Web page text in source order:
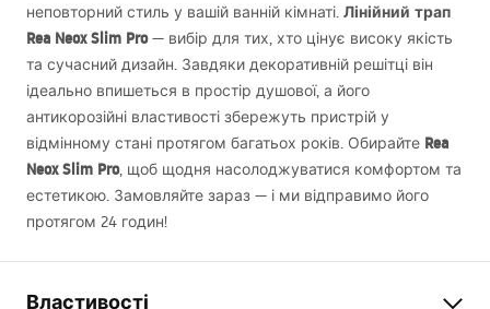
неповторний стиль у вашій ванній кімнаті. Лінійний трап
Rea Neox Slim Pro— вибір для тих, хто цінує високу якість
та сучасний дизайн. Завдяки декоративній решітці він
ідеально впишеться в простір душової, а його
антикорозійні властивості збережуть пристрій у
відмінному стані протягом багатьох років. Обирайте Rea
Neox Slim Pro, щоб щодня насолоджуватися комфортом та
естетикою. Замовляйте зараз — і ми відправимо його
протягом 24 годин!
Властивості